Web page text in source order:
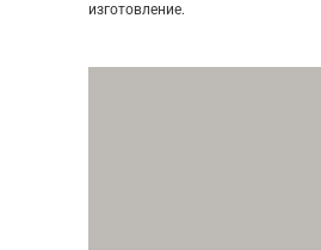
изготовление.